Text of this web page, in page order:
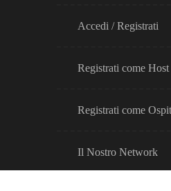
Accedi / Registrati
Registrati come Host
Registrati come
Il Nostro Network